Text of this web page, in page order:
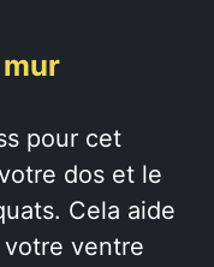
pour cet
dos et le
Cela aide
ventre